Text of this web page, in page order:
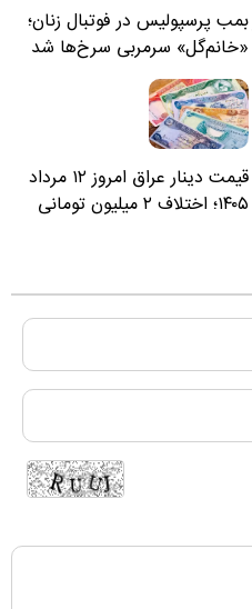
بمب پرسپولیس در فوتبال زنان؛
«خانم‌گل» سرمربی سرخ‌ها شد
قیمت دینار عراق امروز ۱۲ مرداد
۱۴۰۵؛ اختلاف ۲ میلیون تومانی